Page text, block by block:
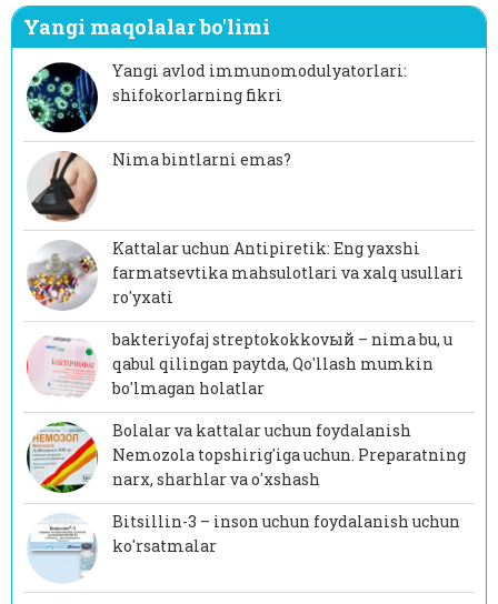
Yangi maqolalar bo'limi
Yangi avlod immunomodulyatorlari:
shifokorlarning fikri
Nima bintlarni emas?
Kattalar uchun Antipiretik: Eng yaxshi
farmatsevtika mahsulotlari va xalq usullari
ro'yxati
bakteriyofaj streptokokkovый – nima bu, u
qabul qilingan paytda, Qo'llash mumkin
bo'lmagan holatlar
Bolalar va kattalar uchun foydalanish
Nemozola topshirig'iga uchun. Preparatning
narx, sharhlar va o'xshash
Bitsillin-3 – inson uchun foydalanish uchun
ko'rsatmalar